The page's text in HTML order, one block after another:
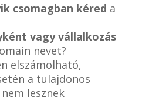
csomagban kéred a
vagy vállalkozás
nevet?
elszámolható,
a tulajdonos
lesznek